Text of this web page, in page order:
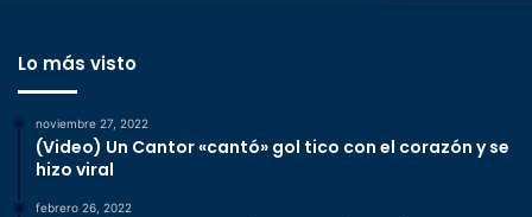
Lo más visto
noviembre 27, 2022
(Video) Un Cantor «cantó» gol tico con el corazón y se
hizo viral
febrero 26, 2022